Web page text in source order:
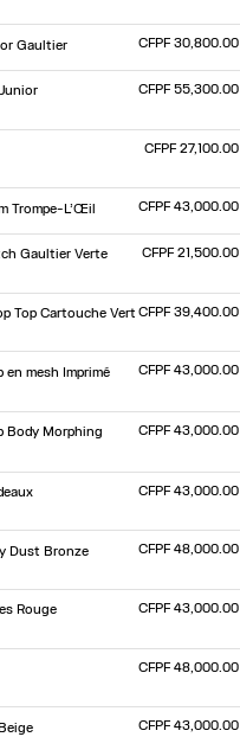
Gaultier
CFPF 30,800.00
CFPF 55,300.00
CFPF 27,100.00
Trompe-L’Œil
CFPF 43,000.00
Gaultier Verte
CFPF 21,500.00
Top Cartouche Vert CFPF 39,400.00
en mesh Imprimé
CFPF 43,000.00
Body Morphing
CFPF 43,000.00
CFPF 43,000.00
Dust Bronze
CFPF 48,000.00
Rouge
CFPF 43,000.00
CFPF 48,000.00
CFPF 43,000.00